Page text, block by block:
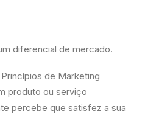
diferencial de mercado.
de Marketing
produto ou serviço
percebe que satisfez a sua